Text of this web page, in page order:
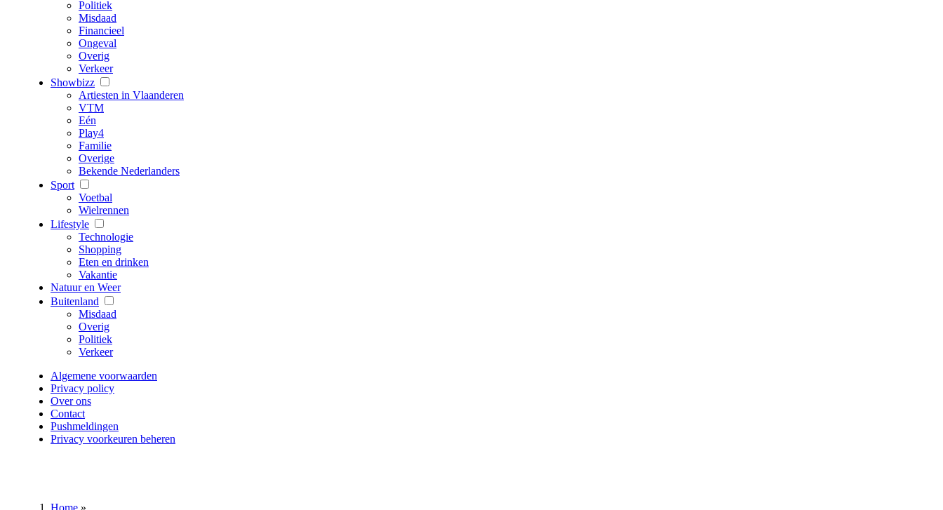
Politiek
Misdaad
Financieel
Ongeval
Overig
Verkeer
Showbizz
Artiesten in Vlaanderen
VTM
Eén
Play4
Familie
Overige
Bekende Nederlanders
Sport
Voetbal
Wielrennen
Lifestyle
Technologie
Shopping
Eten en drinken
Vakantie
Natuur en Weer
Buitenland
Misdaad
Overig
Politiek
Verkeer
Algemene voorwaarden
Privacy policy
Over ons
Contact
Pushmeldingen
Privacy voorkeuren beheren
Home »